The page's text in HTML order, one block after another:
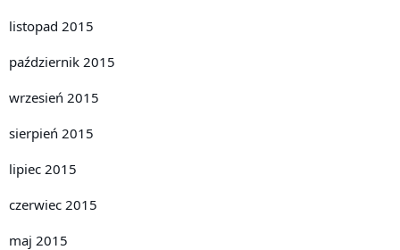
listopad 2015
październik 2015
wrzesień 2015
sierpień 2015
lipiec 2015
czerwiec 2015
maj 2015